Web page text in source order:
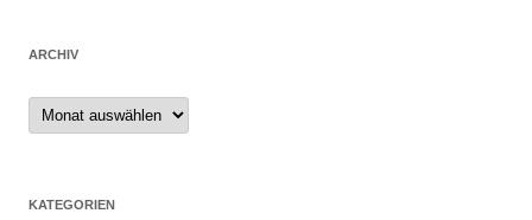
ARCHIV
Archiv
KATEGORIEN